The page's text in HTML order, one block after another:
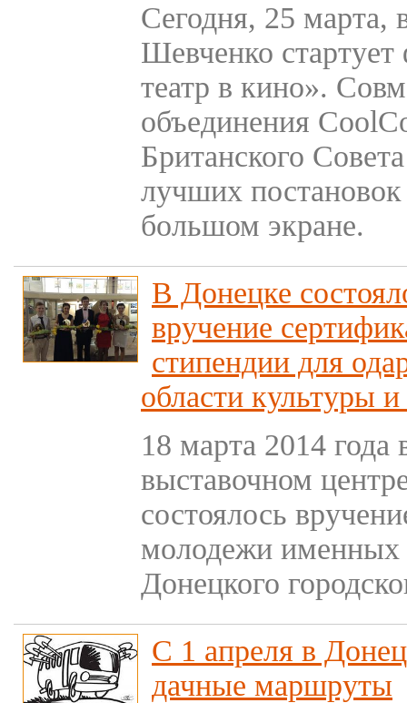
Сегодня, 25 марта,
Шевченко
театр в кино».
объединения
Британского
лучших постановок
большом экране.
В Донецке
вручение
стипендии для
области культуры и
18 марта 2014
выставочном
состоялось
молодежи именных
Донецкого
С 1 апреля в
дачные маршруты